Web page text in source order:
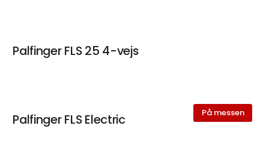
Palfinger FLS 25 4-vejs
På messen
Palfinger FLS Electric